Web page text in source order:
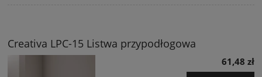
Creativa LPC-15 Listwa przypodłogowa
61,48 zł